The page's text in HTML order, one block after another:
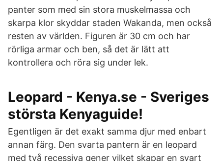
panter som med sin stora muskelmassa och
skarpa klor skyddar staden Wakanda, men också
resten av världen. Figuren är 30 cm och har
rörliga armar och ben, så det är lätt att
kontrollera och röra sig under lek.
Leopard - Kenya.se - Sveriges
största Kenyaguide!
Egentligen är det exakt samma djur med enbart
annan färg. Den svarta pantern är en leopard
med två recessiva gener vilket skapar en svart